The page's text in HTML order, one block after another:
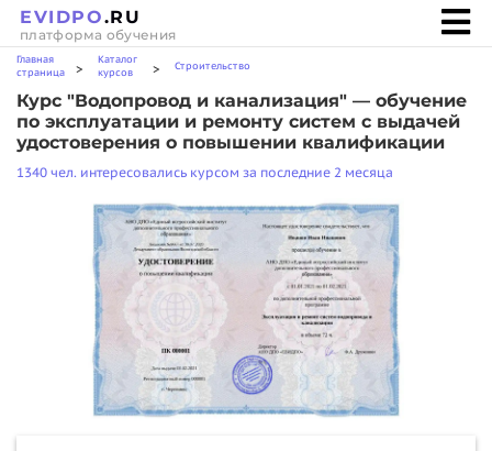
EVIDPO.RU
платформа обучения
Главная
страница
>
Каталог
курсов
> Строительство
Курс "Водопровод и канализация" — обучение
по эксплуатации и ремонту систем с выдачей
удостоверения о повышении квалификации
1340 чел. интересовались курсом за последние 2 месяца